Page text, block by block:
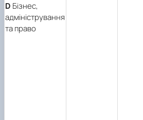
D Бізнес,
адміністрування
та право